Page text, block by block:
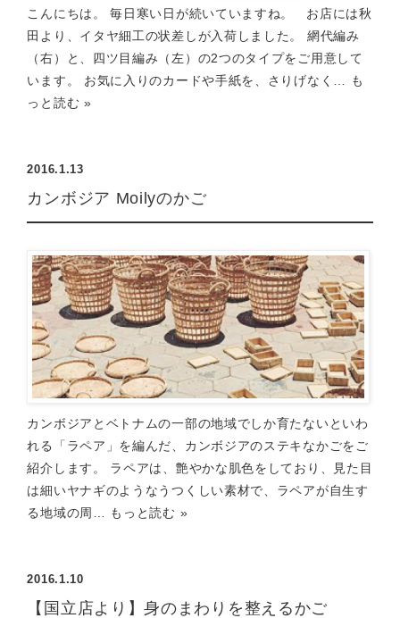
こんにちは。 毎日寒い日が続いていますね。 お店には秋
田より、イタヤ細工の状差しが入荷しました。 網代編み
（右）と、四ツ目編み（左）の2つのタイプをご用意して
います。 お気に入りのカードや手紙を、さりげなく…
も
っと読む »
2016.1.13
カンボジア Moilyのかご
カンボジアとベトナムの一部の地域でしか育たないといわ
れる「ラペア」を編んだ、カンボジアのステキなかごをご
紹介します。 ラペアは、艶やかな肌色をしており、見た目
は細いヤナギのようなうつくしい素材で、ラペアが自生す
る地域の周…
もっと読む »
2016.1.10
【国立店より】身のまわりを整えるかご